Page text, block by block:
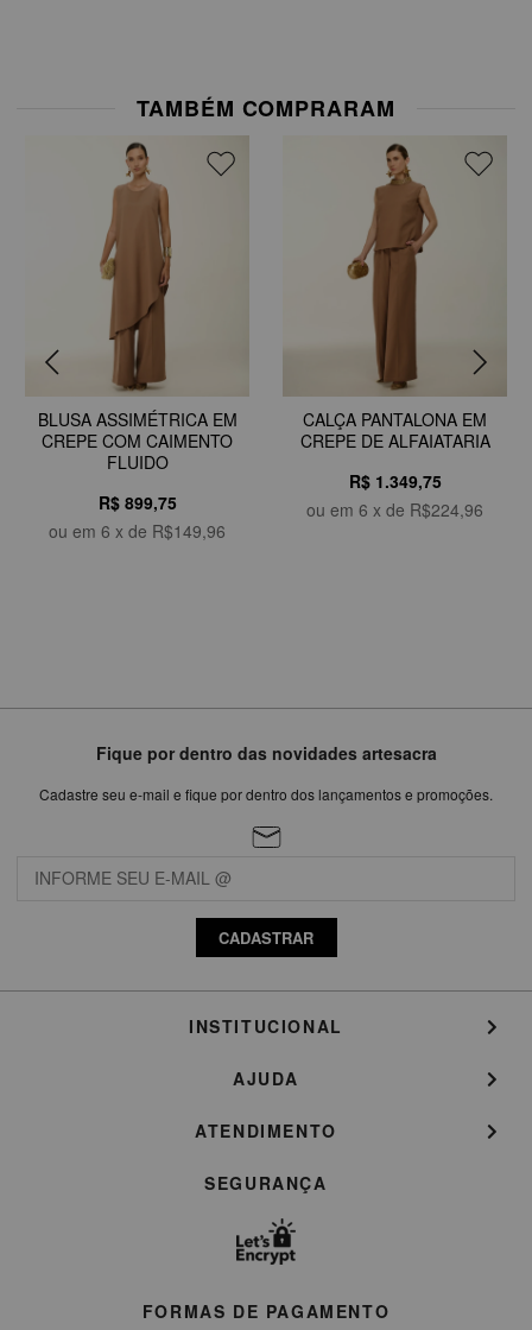
TAMBÉM COMPRARAM
BLUSA ASSIMÉTRICA EM
CREPE COM CAIMENTO
FLUIDO
R$ 899,75
ou em 6 x de R$149,96
CALÇA PANTALONA EM
CREPE DE ALFAIATARIA
R$ 1.349,75
ou em 6 x de R$224,96
Fique por dentro das novidades artesacra
Cadastre seu e-mail e fique por dentro dos lançamentos e promoções.
CADASTRAR
INSTITUCIONAL
AJUDA
ATENDIMENTO
SEGURANÇA
FORMAS DE PAGAMENTO